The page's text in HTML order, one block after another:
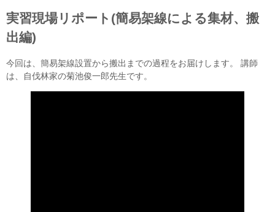
実習現場リポート(簡易架線による集材、搬
出編)
今回は、簡易架線設置から搬出までの過程をお届けします。 講師
は、自伐林家の菊池俊一郎先生です。